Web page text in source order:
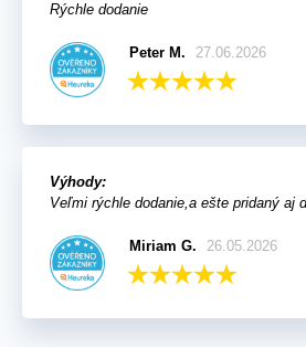
Rýchle dodanie
Peter M. 27.06.2026
Výhody:
Veľmi rýchle dodanie,a ešte pridaný aj
Miriam G. 26.05.2026